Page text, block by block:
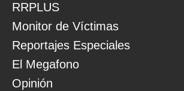
RRPLUS
Monitor de Víctimas
Reportajes Especiales
El Megafono
Opinión